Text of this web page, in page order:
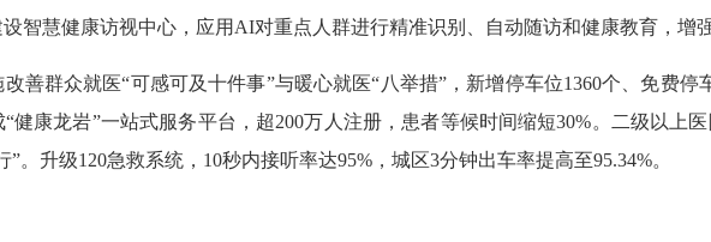
智慧健康访视中心，应用AI对重点人群进行精准识别、自动随访和健康教育，增
群众就医“可感可及十件事”与暖心就医“八举措”，新增停车位1360个、免费停
健康龙岩”一站式服务平台，超200万人注册，患者等候时间缩短30%。二级以上
。升级120急救系统，10秒内接听率达95%，城区3分钟出车率提高至95.34%。